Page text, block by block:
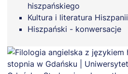
hiszpańskiego
Kultura i literatura Hiszpanii
Hiszpański - konwersacje